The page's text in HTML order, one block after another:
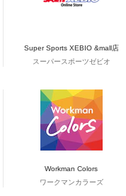
Super Sports XEBIO &mall店
スーパースポーツゼビオ
Workman Colors
ワークマンカラーズ